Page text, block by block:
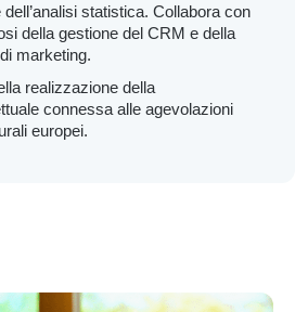
statistica. Collabora con
della gestione del CRM e della
marketing.
realizzazione della
connessa alle agevolazioni
europei.